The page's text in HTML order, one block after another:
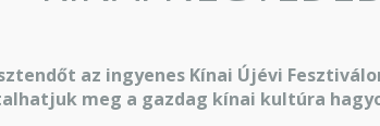
az ingyenes Kínai Újévi
meg a gazdag kínai kultúra